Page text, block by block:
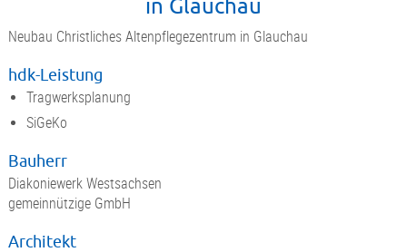
in Glauchau
Neubau Christliches Altenpflegezentrum in Glauchau
hdk-Leistung
Tragwerksplanung
SiGeKo
Bauherr
Diakoniewerk Westsachsen
gemeinnützige GmbH
Architekt